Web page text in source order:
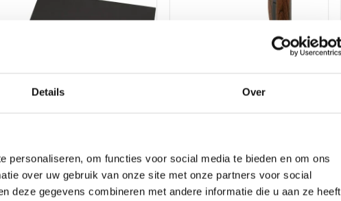
Details Over
personaliseren, om functies voor social media te bieden en om ons
over uw gebruik van onze site met onze partners voor social
deze gegevens combineren met andere informatie die u aan ze heeft
Etui KS404 (42×42 cm)
€23.55 incl. BTW
aan
verlanglijst
Schaalhouder KS401
€0.85 -€1.90Prijsklasse:
incl. BTW